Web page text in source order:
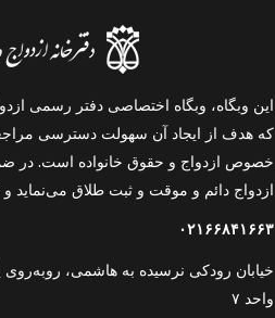
که هدف از ایجاد آن سهولت دسترسی
خصوص ازدواج و حقوق خانواده است. در
ازدواج دائم و موقت و ثبت طلاق می‌نماید و
۰۲۱۶۶۸۴۱۶۶۳
واحد ۷